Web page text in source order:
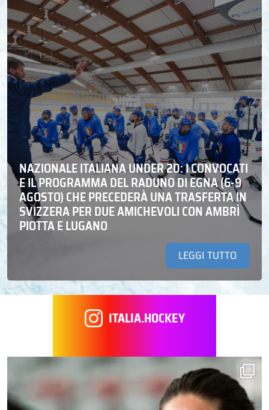
NAZIONALE ITALIANA UNDER 20: I CONVOCATI
E IL PROGRAMMA DEL RADUNO DI EGNA (6-9
AGOSTO) CHE PRECEDERÀ UNA TRASFERTA IN
SVIZZERA PER DUE AMICHEVOLI CON AMBRÌ
PIOTTA E LUGANO
LEGGI TUTTO
ITALIA.HOCKEY